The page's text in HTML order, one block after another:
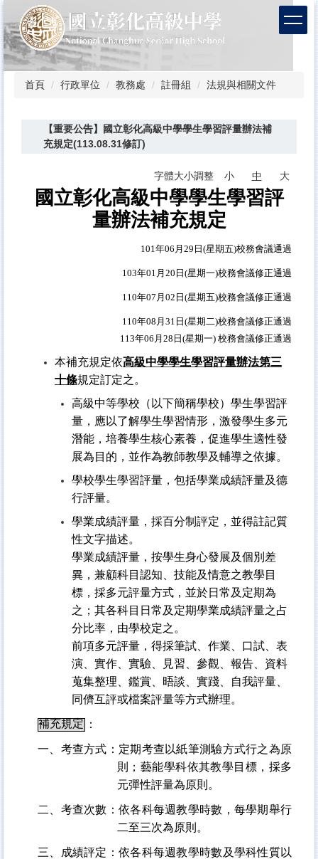
到
主
要
內
首頁 行政單位 教務處 註冊組 法規與相關文件
【重要公告】國立彰化高級中學學生學習評量辦法補
充規定(113.08.31修訂)
字體大小調整 小 中 大
國立彰化高級中學學生學習評
量辦法補充規定
101 年06 月29 日(星期五)校務會議通過
103年01 月20 日(星期一)校務會議修正通過
110年07 月02 日(星期五)校務會議修正通過
110年08 月31 日(星期二)校務會議修正通過
113年06 月28 日(星期一) 校務會議修正通過
本補充規定依高級中學學生學習評量辦法第三
十條規定訂定之。
高級中等學校（以下簡稱學校）學生學習評
量，應以了解學生學習情形，激發學生多元
潛能，培養學生核心素養，促進學生適性發
展為目的，並作為教師教學及輔導之依據。
學校學生學習評量，包括學業成績評量及德
行評量。
學業成績評量，採百分制評定，並得註記質
性文字描述。
學業成績評量，按學生身心發展及個別差
異，兼顧科目認知、技能及情意之教學目
標，採多元評量方式，並於日常及定期為
之；其各科目日常及定期學業成績評量之占
分比率，由學校定之。
前項多元評量，得採筆試、作業、口試、表
演、實作、實驗、見習、參觀、報告、資料
蒐集整理、鑑賞、晤談、實踐、自我評量、
同儕互評或檔案評量等方式辦理。
補充規定 ：
一、考查方式 ：定期考查以紙筆測驗方式行之為原
則；藝能學科依其教學目標，採多
元彈性評量為原則。
二、考查次數：依各科每週教學時數，每學期舉行
二至三次為原則。
三、成績評定：依各科每週教學時數及學科性質以